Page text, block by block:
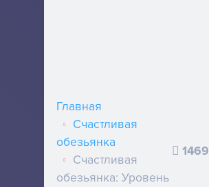
Главная
Счастливая
обезьянка
Счастливая
обезьянка: Уровень
1469